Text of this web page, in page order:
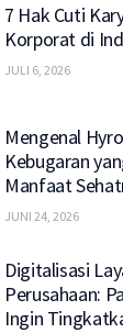
7 Hak Cuti
Korporat di
JULI 6, 2026
Mengenal
Kebugaran
Manfaat
JUNI 24, 2026
Digitalisasi
Perusahaan:
Ingin